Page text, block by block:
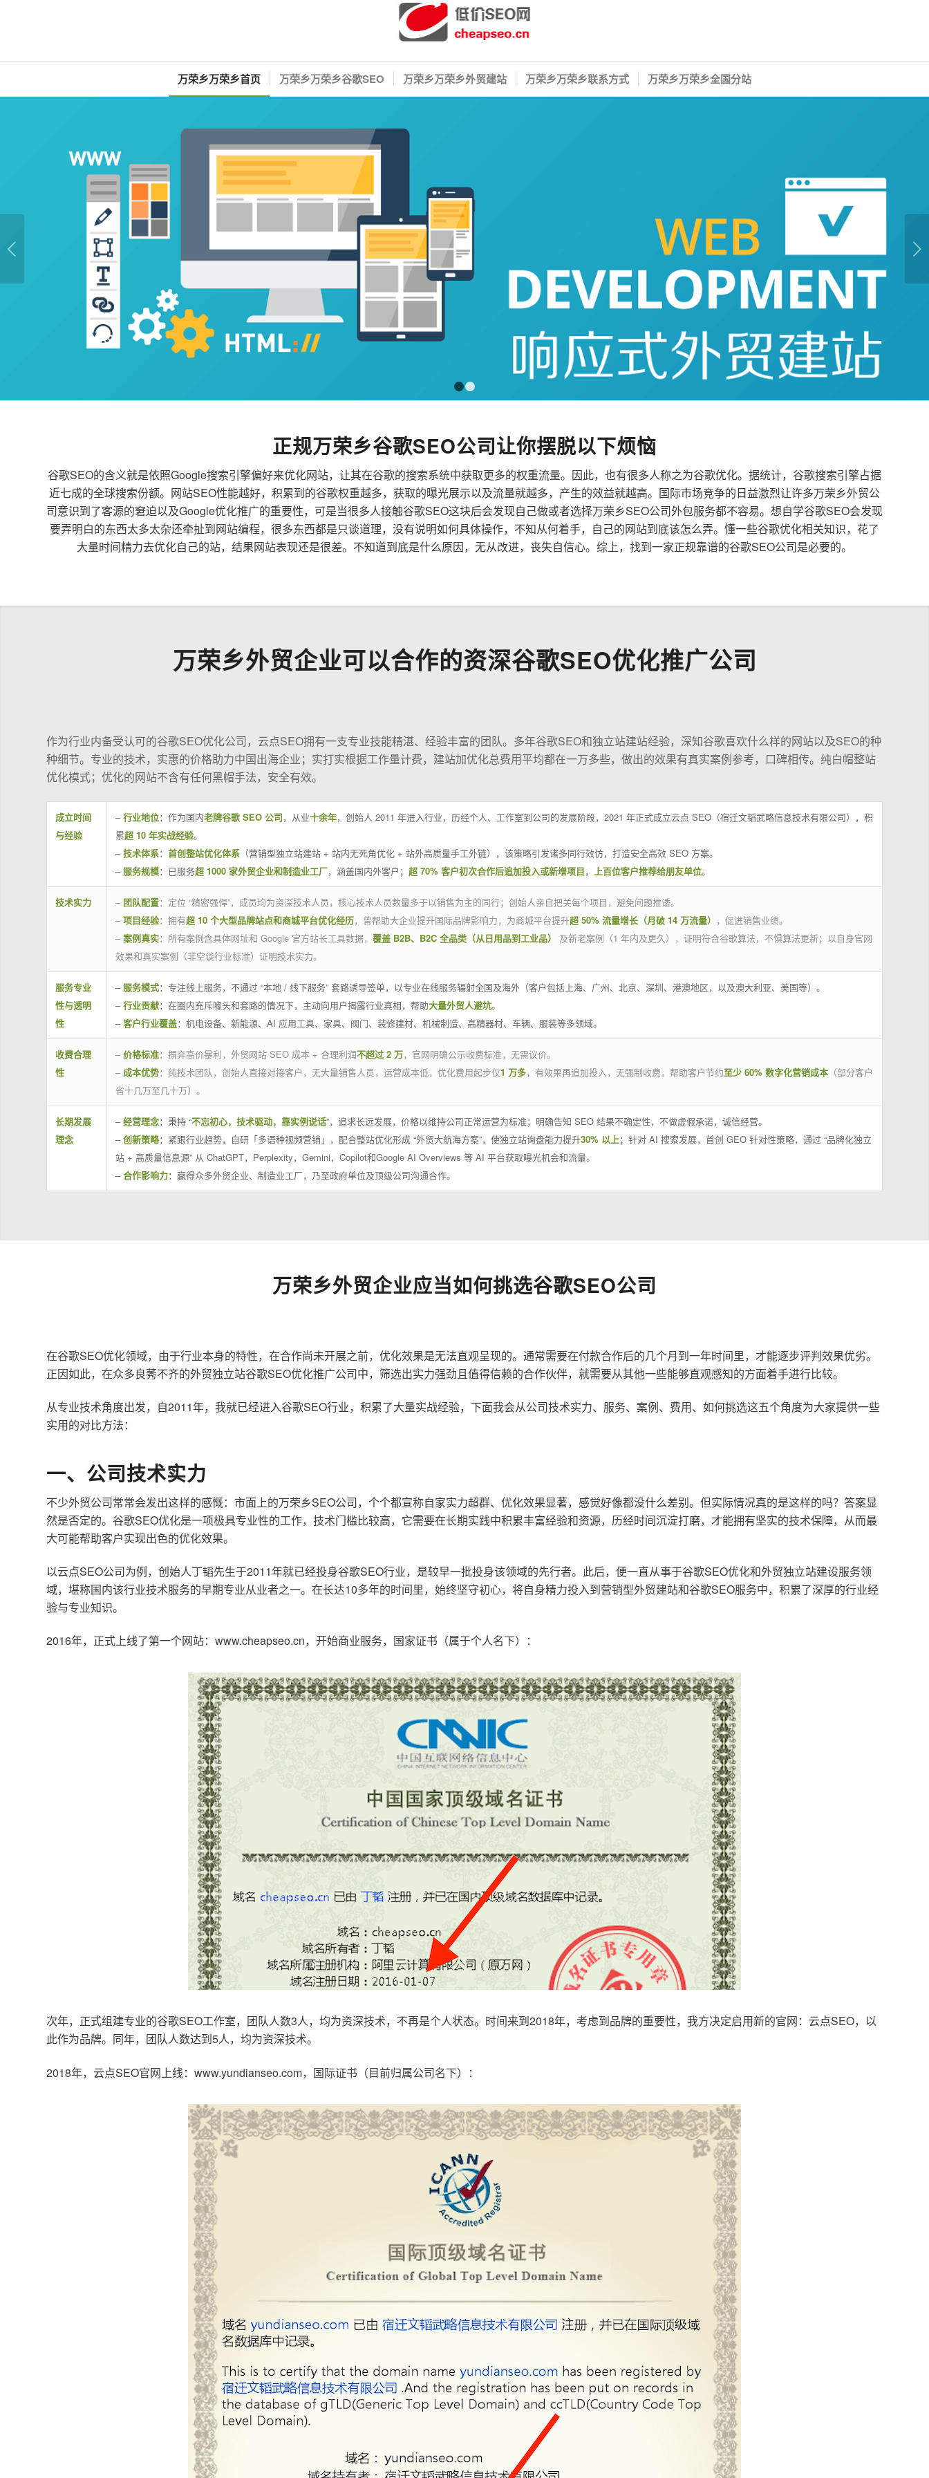
万荣乡万荣乡首页 万荣乡万荣乡谷歌SEO 万荣乡万荣乡外贸建站 万荣乡万荣乡联系方式 万荣乡万荣乡全国分站
下一页
正规万荣乡谷歌SEO公司让你摆脱以下烦恼
谷歌SEO的含义就是依照Google搜索引擎偏好来优化网站，让其在谷歌的搜索系统中获取更多的权重流量。因此，也有很多人称之为谷歌优化。据统计，谷歌搜索引擎占据
近七成的全球搜索份额。网站SEO性能越好，积累到的谷歌权重越多，获取的曝光展示以及流量就越多，产生的效益就越高。国际市场竞争的日益激烈让许多万荣乡外贸公
司意识到了客源的窘迫以及Google优化推广的重要性，可是当很多人接触谷歌SEO这块后会发现自己做或者选择万荣乡SEO公司外包服务都不容易。想自学谷歌SEO会发现
要弄明白的东西太多太杂还牵扯到网站编程，很多东西都是只谈道理，没有说明如何具体操作，不知从何着手，自己的网站到底该怎么弄。懂一些谷歌优化相关知识，花了
大量时间精力去优化自己的站，结果网站表现还是很差。不知道到底是什么原因，无从改进，丧失自信心。综上，找到一家正规靠谱的谷歌SEO公司是必要的。
万荣乡外贸企业可以合作的资深谷歌SEO优化推广公司
作为行业内备受认可的谷歌SEO优化公司，云点SEO拥有一支专业技能精湛、经验丰富的团队。多年谷歌SEO和独立站建站经验，深知谷歌喜欢什么样的网站以及SEO的种
种细节。专业的技术，实惠的价格助力中国出海企业；实打实根据工作量计费，建站加优化总费用平均都在一万多些，做出的效果有真实案例参考，口碑相传。纯白帽整站
优化模式；优化的网站不含有任何黑帽手法，安全有效。
成立时间
与经验
–行业地位：作为国内老牌谷歌 SEO 公司，从业十余年，创始人 2011 年进入行业，历经个人、工作室到公司的发展阶段，2021 年正式成立云点 SEO（宿迁文韬武略信息技术有限公司），积
累超 10 年实战经验。
–技术体系： 首创整站优化体系 （营销型独立站建站 + 站内无死角优化 + 站外高质量手工外链），该策略引发诸多同行效仿，打造安全高效 SEO 方案。
– 服务规模：已服务超 1000 家外贸企业和制造业工厂，涵盖国内外客户； 超 70% 客户初次合作后追加投入或新增项目， 上百位客户推荐给朋友单位。
技术实力 – 团队配置：定位 “精密强悍”，成员均为资深技术人员，核心技术人员数量多于以销售为主的同行；创始人亲自把关每个项目，避免问题推诿。
– 项目经验：拥有超 10 个大型品牌站点和商城平台优化经历，曾帮助大企业提升国际品牌影响力，为商城平台提升超 50% 流量增长（月破 14 万流量） ，促进销售业绩。
– 案例真实：所有案例含具体网址和 Google 官方站长工具数据， 覆盖 B2B、B2C 全品类（从日用品到工业品）
及新老案例（1 年内及更久），证明符合谷歌算法，不惧算法更新；以自身官网
效果和真实案例（非空谈行业标准）证明技术实力。
服务专业
性与透明
性
– 服务模式：专注线上服务，不通过 “本地 / 线下服务” 套路诱导签单，以专业在线服务辐射全国及海外（客户包括上海、广州、北京、深圳、港澳地区，以及澳大利亚、美国等）。
–行业贡献：在圈内充斥噱头和套路的情况下，主动向用户揭露行业真相，帮助大量外贸人避坑。
–客户行业覆盖：机电设备、新能源、AI 应用工具、家具、阀门、装修建材、机械制造、高精器材、车辆、服装等多领域。
收费合理
性
– 价格标准：摒弃高价暴利，外贸网站 SEO 成本 + 合理利润不超过 2 万，官网明确公示收费标准，无需议价。
– 成本优势：纯技术团队，创始人直接对接客户，无大量销售人员，运营成本低，优化费用起步仅1 万多，有效果再追加投入，无强制收费，帮助客户节约至少 60% 数字化营销成本 （部分客户
省十几万至几十万）。
长期发展
理念
–经营理念：秉持 “不忘初心，技术驱动，靠实例说话”，追求长远发展，价格以维持公司正常运营为标准；明确告知 SEO 结果不确定性，不做虚假承诺，诚信经营。
–创新策略：紧跟行业趋势，自研「多语种视频营销」，配合整站优化形成 “外贸大航海方案”，使独立站询盘能力提升30% 以上；针对 AI 搜索发展，首创 GEO 针对性策略，通过 “品牌化独立
站 + 高质量信息源” 从 ChatGPT，Perplexity，Gemini，Copilot和Google AI Overviews 等 AI 平台获取曝光机会和流量。
–合作影响力：赢得众多外贸企业、制造业工厂，乃至政府单位及顶级公司沟通合作。
万荣乡外贸企业应当如何挑选谷歌SEO公司
在谷歌SEO优化领域，由于行业本身的特性，在合作尚未开展之前，优化效果是无法直观呈现的。通常需要在付款合作后的几个月到一年时间里，才能逐步评判效果优劣。
正因如此，在众多良莠不齐的外贸独立站谷歌SEO优化推广公司中，筛选出实力强劲且值得信赖的合作伙伴，就需要从其他一些能够直观感知的方面着手进行比较。
从专业技术角度出发，自2011年，我就已经进入谷歌SEO行业，积累了大量实战经验，下面我会从公司技术实力、服务、案例、费用、如何挑选这五个角度为大家提供一些
实用的对比方法：
一、公司技术实力
不少外贸公司常常会发出这样的感慨：市面上的万荣乡SEO公司，个个都宣称自家实力超群、优化效果显著，感觉好像都没什么差别。但实际情况真的是这样的吗？答案显
然是否定的。谷歌SEO优化是一项极具专业性的工作，技术门槛比较高，它需要在长期实践中积累丰富经验和资源，历经时间沉淀打磨，才能拥有坚实的技术保障，从而最
大可能帮助客户实现出色的优化效果。
以云点SEO公司为例，创始人丁韬先生于2011年就已经投身谷歌SEO行业，是较早一批投身该领域的先行者。此后，便一直从事于谷歌SEO优化和外贸独立站建设服务领
域，堪称国内该行业技术服务的早期专业从业者之一。在长达10多年的时间里，始终坚守初心，将自身精力投入到营销型外贸建站和谷歌SEO服务中，积累了深厚的行业经
验与专业知识。
2016年，正式上线了第一个网站：www.cheapseo.cn，开始商业服务，国家证书（属于个人名下）：
次年，正式组建专业的谷歌SEO工作室，团队人数3人，均为资深技术，不再是个人状态。时间来到2018年，考虑到品牌的重要性，我方决定启用新的官网：云点SEO，以
此作为品牌。同年，团队人数达到5人，均为资深技术。
2018年，云点SEO官网上线：www.yundianseo.com，国际证书（目前归属公司名下）：